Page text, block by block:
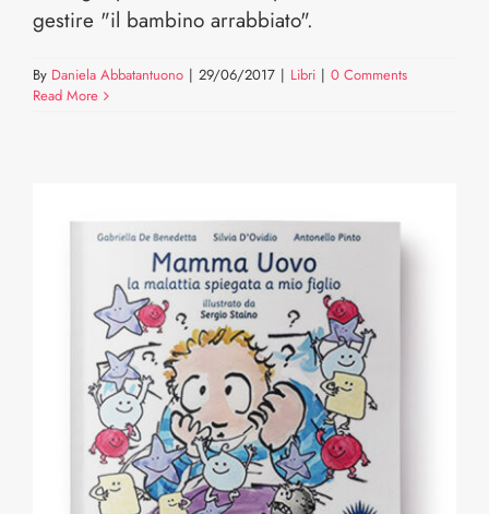
gestire "il bambino arrabbiato".
By Daniela Abbatantuono | 29/06/2017 | Libri | 0 Comments
Read More